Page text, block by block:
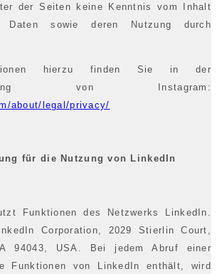
der Seiten keine Kenntnis vom Inhalt
Daten sowie deren Nutzung durch
hierzu finden Sie in der
von Instagram:
about/legal/privacy/
für die Nutzung von LinkedIn
Funktionen des Netzwerks LinkedIn.
Corporation, 2029 Stierlin Court,
94043, USA. Bei jedem Abruf einer
Funktionen von LinkedIn enthält, wird